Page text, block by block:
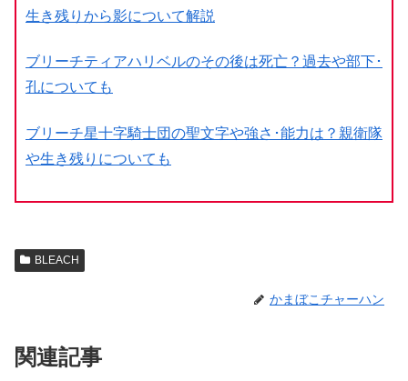
生き残りから影について解説
ブリーチティアハリベルのその後は死亡？過去や部下･
孔についても
ブリーチ星十字騎士団の聖文字や強さ･能力は？親衛隊
や生き残りについても
BLEACH
かまぼこチャーハン
関連記事